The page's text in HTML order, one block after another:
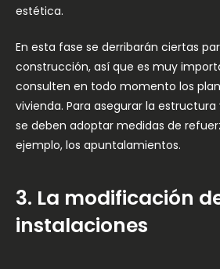
estética.
En esta fase se derribarán ciertas
construcción, así que es muy
consulten en todo momento los
vivienda. Para asegurar la
se deben adoptar medidas de
ejemplo, los apuntalamientos.
3. La modificación
instalaciones